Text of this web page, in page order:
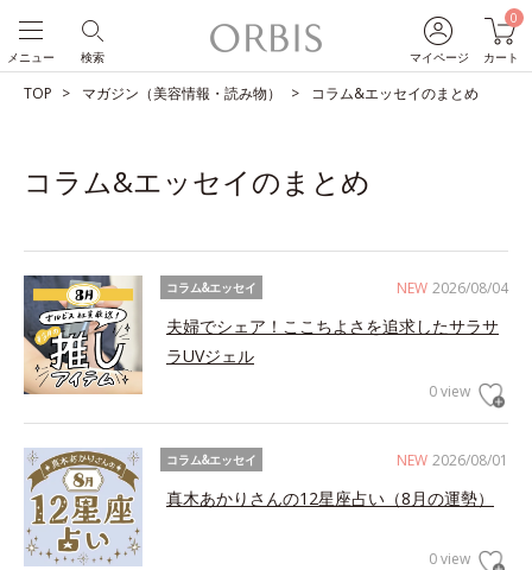
マイページ
0
カート
検索
メニュー
TOP マガジン（美容情報・読み物） コラム&エッセイのまとめ
コラム&エッセイのまとめ
NEW 2026/08/04
コラム&エッセイ
夫婦でシェア！ここちよさを追求したサラサ
ラUVジェル
0 view
NEW 2026/08/01
コラム&エッセイ
真木あかりさんの12星座占い（8月の運勢）
0 view